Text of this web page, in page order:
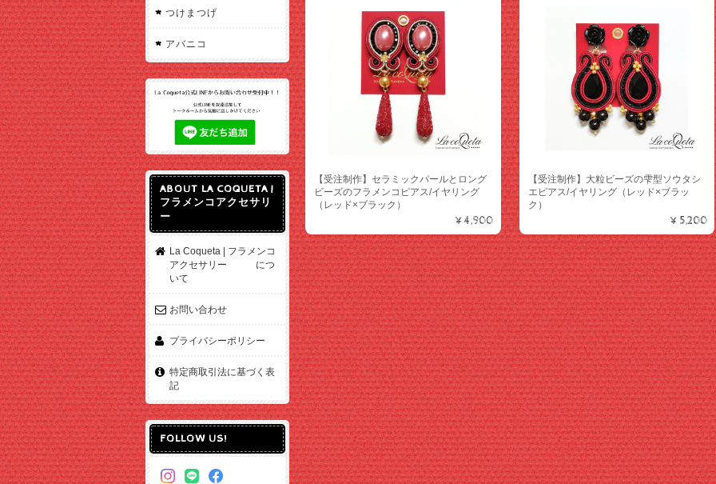
【受注制作】セラミックパールとロング
ビーズのフラメンコピアス/イヤリング
（レッド×ブラック）
¥4,900
【受注制作】大粒ビーズの雫型ソウタシ
エピアス/イヤリング（レッド×ブラッ
ク）
¥5,200
つけまつげ
アバニコ
ABOUT LA COQUETA |
フラメンコアクセサリ
ー
La Coqueta | フラメンコ
アクセサリー につ
いて
お問い合わせ
プライバシーポリシー
特定商取引法に基づく表
記
FOLLOW US!